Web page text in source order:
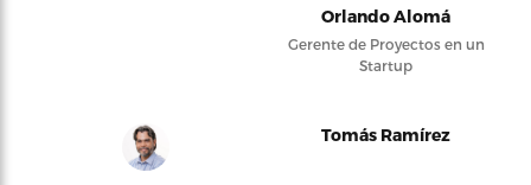
Orlando Alomá
Gerente de Proyectos en un
Startup
Tomás Ramírez